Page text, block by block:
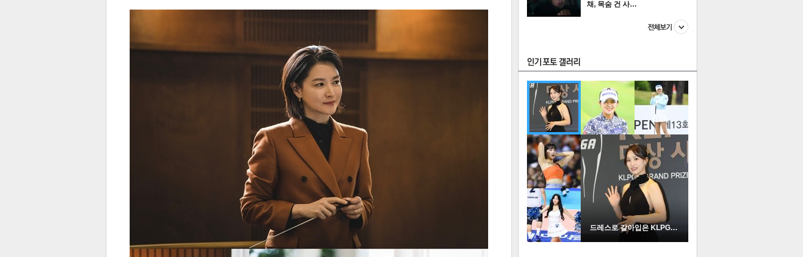
라이프 포토
FOCUS
페이 트위 밴드 네이
댓글 텍스 텍스 url 복 인쇄 목록
많이 본 뉴스
연예
스포츠 포토
2
채, 목숨 건 사…
드레스로 갈아입은 KLPGA …